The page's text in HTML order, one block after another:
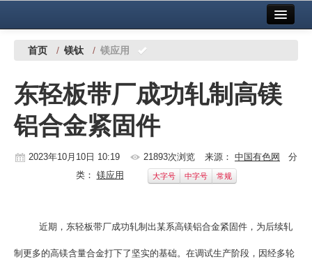
中国有色金属报社主办 广告服务
铜镍铅锌
铝
稀有稀土
首页 / 镁钛 / 镁应用
东轻板带厂成功轧制高镁
铝合金紧固件
2023年10月10日 10:19 21893次浏览 来源： 中国有色网
分
类： 镁应用 大字号 中字号 常规
近期，东轻板带厂成功轧制出某系高镁铝合金紧固件，为后续轧
制更多的高镁含量合金打下了坚实的基础。在调试生产阶段，因经多轮